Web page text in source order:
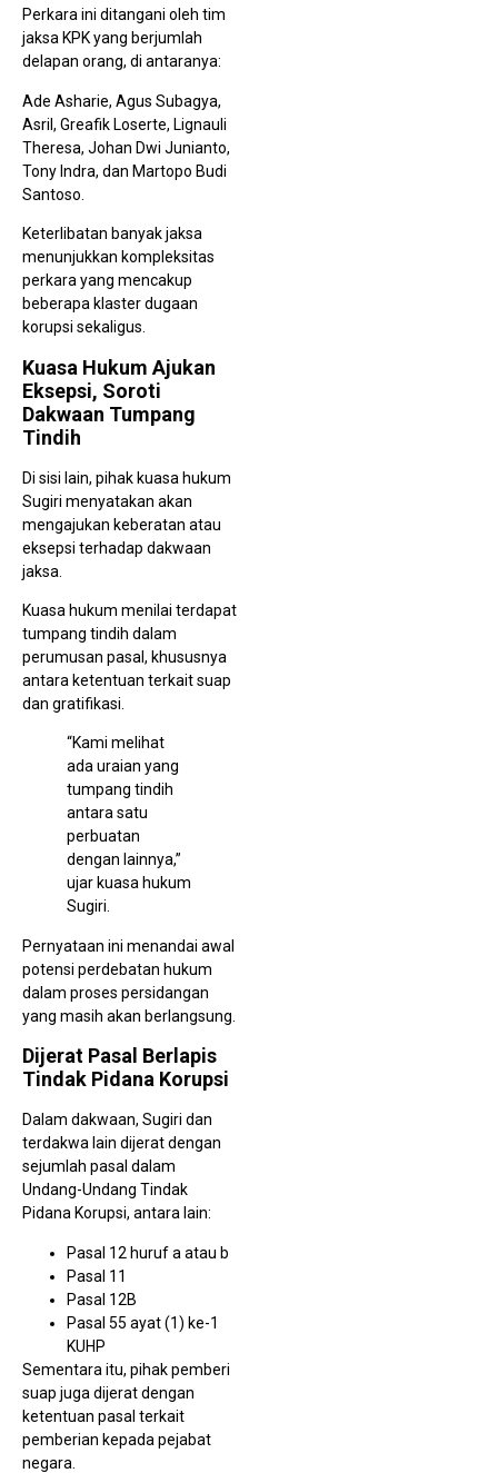
Perkara ini ditangani oleh tim
jaksa KPK yang berjumlah
delapan orang, di antaranya:
Ade Asharie, Agus Subagya,
Asril, Greafik Loserte, Lignauli
Theresa, Johan Dwi Junianto,
Tony Indra, dan Martopo Budi
Santoso.
Keterlibatan banyak jaksa
menunjukkan kompleksitas
perkara yang mencakup
beberapa klaster dugaan
korupsi sekaligus.
Kuasa Hukum Ajukan
Eksepsi, Soroti
Dakwaan Tumpang
Tindih
Di sisi lain, pihak kuasa hukum
Sugiri menyatakan akan
mengajukan keberatan atau
eksepsi terhadap dakwaan
jaksa.
Kuasa hukum menilai terdapat
tumpang tindih dalam
perumusan pasal, khususnya
antara ketentuan terkait suap
dan gratifikasi.
“Kami melihat
ada uraian yang
tumpang tindih
antara satu
perbuatan
dengan lainnya,”
ujar kuasa hukum
Sugiri.
Pernyataan ini menandai awal
potensi perdebatan hukum
dalam proses persidangan
yang masih akan berlangsung.
Dijerat Pasal Berlapis
Tindak Pidana Korupsi
Dalam dakwaan, Sugiri dan
terdakwa lain dijerat dengan
sejumlah pasal dalam
Undang-Undang Tindak
Pidana Korupsi, antara lain:
Pasal 12 huruf a atau b
Pasal 11
Pasal 12B
Pasal 55 ayat (1) ke-1
KUHP
Sementara itu, pihak pemberi
suap juga dijerat dengan
ketentuan pasal terkait
pemberian kepada pejabat
negara.